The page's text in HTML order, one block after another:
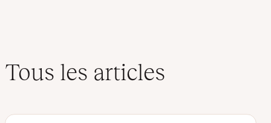
Tous les articles